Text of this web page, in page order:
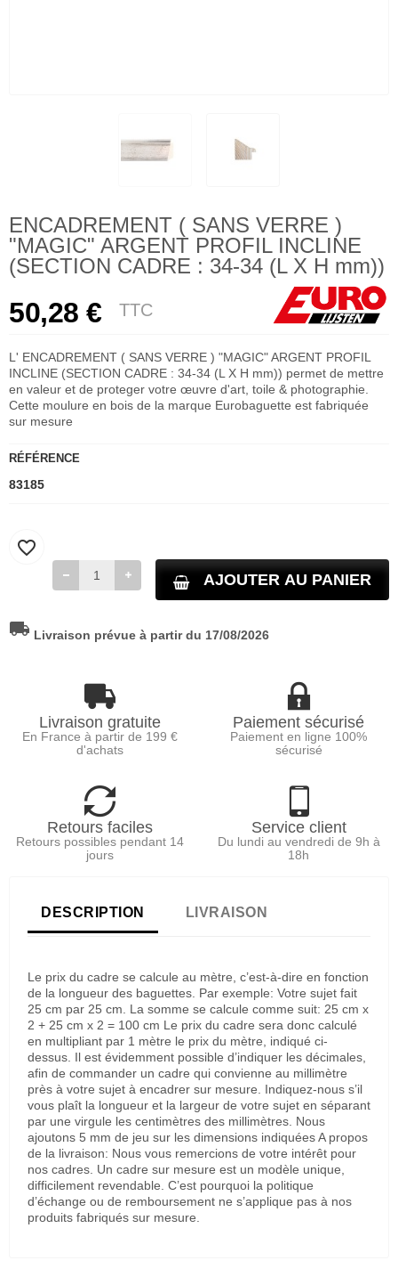
ENCADREMENT ( SANS VERRE )
"MAGIC" ARGENT PROFIL INCLINE
(SECTION CADRE : 34-34 (L X H mm))
50,28 € TTC
L' ENCADREMENT ( SANS VERRE ) "MAGIC" ARGENT PROFIL
INCLINE (SECTION CADRE : 34-34 (L X H mm)) permet de mettre
en valeur et de proteger votre œuvre d'art, toile & photographie.
Cette moulure en bois de la marque Eurobaguette est fabriquée
sur mesure
RÉFÉRENCE
83185
AJOUTER AU PANIER
favorite_border
local_shipping Livraison prévue à partir du 17/08/2026
Livraison gratuite
En France à partir de 199 €
d'achats
Paiement sécurisé
Paiement en ligne 100%
sécurisé
Retours faciles
Retours possibles pendant 14
jours
Service client
Du lundi au vendredi de 9h à
18h
DESCRIPTION LIVRAISON
Le prix du cadre se calcule au mètre, c’est-à-dire en fonction
de la longueur des baguettes. Par exemple: Votre sujet fait
25 cm par 25 cm. La somme se calcule comme suit: 25 cm x
2 + 25 cm x 2 = 100 cm Le prix du cadre sera donc calculé
en multipliant par 1 mètre le prix du mètre, indiqué ci-
dessus. Il est évidemment possible d’indiquer les décimales,
afin de commander un cadre qui convienne au millimètre
près à votre sujet à encadrer sur mesure. Indiquez-nous s’il
vous plaît la longueur et la largeur de votre sujet en séparant
par une virgule les centimètres des millimètres. Nous
ajoutons 5 mm de jeu sur les dimensions indiquées A propos
de la livraison: Nous vous remercions de votre intérêt pour
nos cadres. Un cadre sur mesure est un modèle unique,
difficilement revendable. C’est pourquoi la politique
d’échange ou de remboursement ne s’applique pas à nos
produits fabriqués sur mesure.